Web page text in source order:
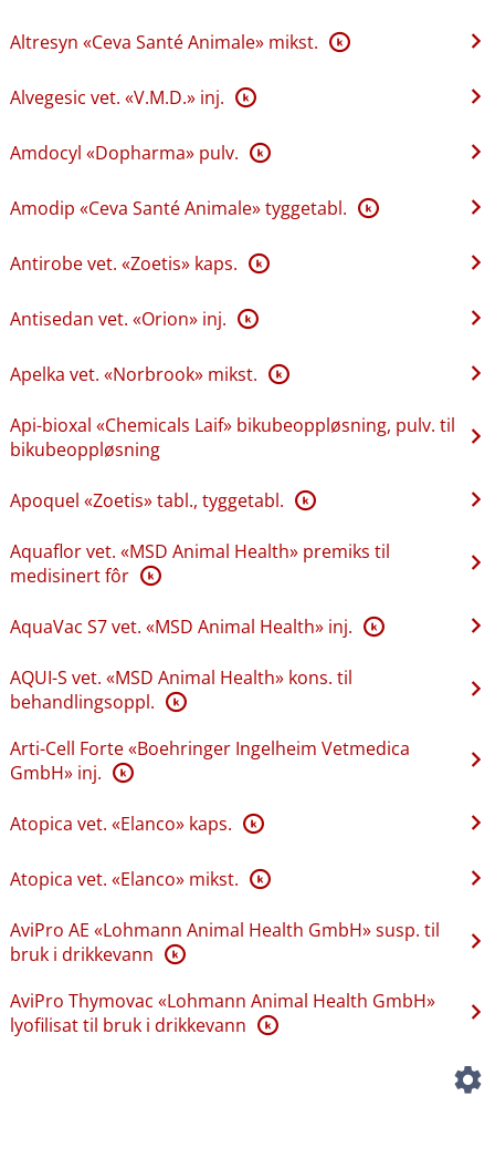
Altresyn «Ceva Santé Animale» mikst. K
Alvegesic vet. «V.M.D.» inj. K
Amdocyl «Dopharma» pulv. K
Amodip «Ceva Santé Animale» tyggetabl. K
Antirobe vet. «Zoetis» kaps. K
Antisedan vet. «Orion» inj. K
Apelka vet. «Norbrook» mikst. K
Api-bioxal «Chemicals Laif» bikubeoppløsning, pulv. til
bikubeoppløsning
Apoquel «Zoetis» tabl., tyggetabl. K
Aquaflor vet. «MSD Animal Health» premiks til
medisinert fôr K
AquaVac S7 vet. «MSD Animal Health» inj. K
AQUI-S vet. «MSD Animal Health» kons. til
behandlingsoppl. K
Arti-Cell Forte «Boehringer Ingelheim Vetmedica
GmbH» inj. K
Atopica vet. «Elanco» kaps. K
Atopica vet. «Elanco» mikst. K
AviPro AE «Lohmann Animal Health GmbH» susp. til
bruk i drikkevann K
AviPro Thymovac «Lohmann Animal Health GmbH»
lyofilisat til bruk i drikkevann K